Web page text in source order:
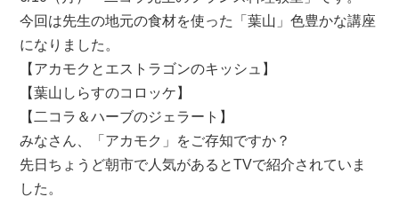
今回は先生の地元の食材を使った「葉山」色豊かな講座
になりました。
【アカモクとエストラゴンのキッシュ】
【葉山しらすのコロッケ】
【二コラ＆ハーブのジェラート】
みなさん、「アカモク」をご存知ですか？
先日ちょうど朝市で人気があるとTVで紹介されていま
した。